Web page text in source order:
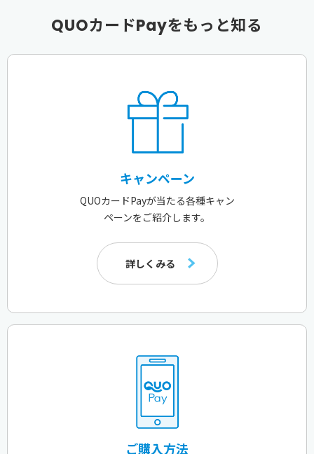
QUOカードPayをもっと知る
キャンペーン
QUOカードPayが当たる各種キャン
ペーンをご紹介します。
詳しくみる
ご購入方法